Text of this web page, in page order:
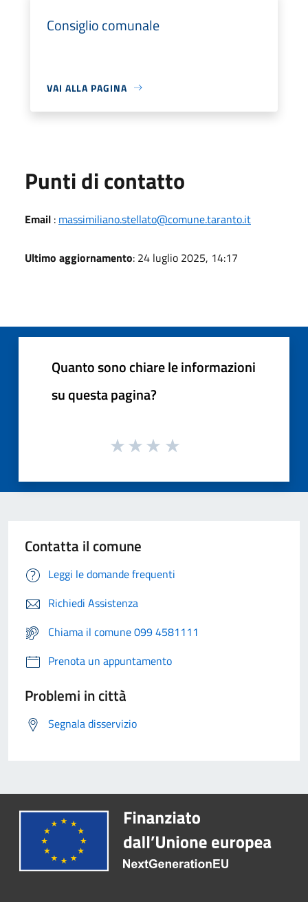
Consiglio comunale
VAI ALLA PAGINA
Punti di contatto
Email : massimiliano.stellato@comune.taranto.it
Ultimo aggiornamento: 24 luglio 2025, 14:17
Quanto sono chiare le informazioni
su questa pagina?
Contatta il comune
Leggi le domande frequenti
Richiedi Assistenza
Chiama il comune 099 4581111
Prenota un appuntamento
Problemi in città
Segnala disservizio